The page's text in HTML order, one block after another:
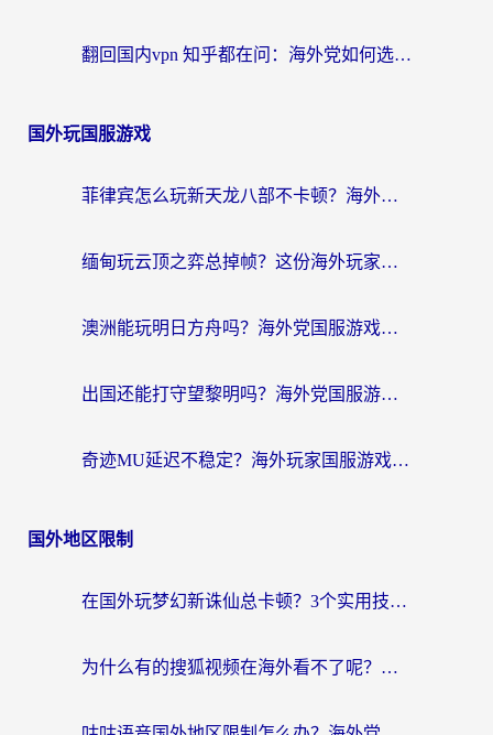
翻回国内vpn 知乎都在问：海外党如何选对加速器，无缝刷剧打游戏？
国外玩国服游戏
菲律宾怎么玩新天龙八部不卡顿？海外党国服游戏加速器终极指南（附欧洲国外玩家实测）
缅甸玩云顶之弈总掉帧？这份海外玩家专属加速器攻略帮你上分
澳洲能玩明日方舟吗？海外党国服游戏畅玩终极指南（附实用加速器选择技巧）
出国还能打守望黎明吗？海外党国服游戏不卡顿的终极解法
奇迹MU延迟不稳定？海外玩家国服游戏加速器终极指南：从卡顿到丝滑的秘密
国外地区限制
在国外玩梦幻新诛仙总卡顿？3个实用技巧解决海外党痛点（附回国加速器选择指南）
为什么有的搜狐视频在海外看不了呢？留学生亲测有效的回国加速攻略